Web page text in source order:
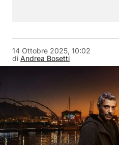
di Andrea Bosetti
14 Ottobre 2025, 10:02